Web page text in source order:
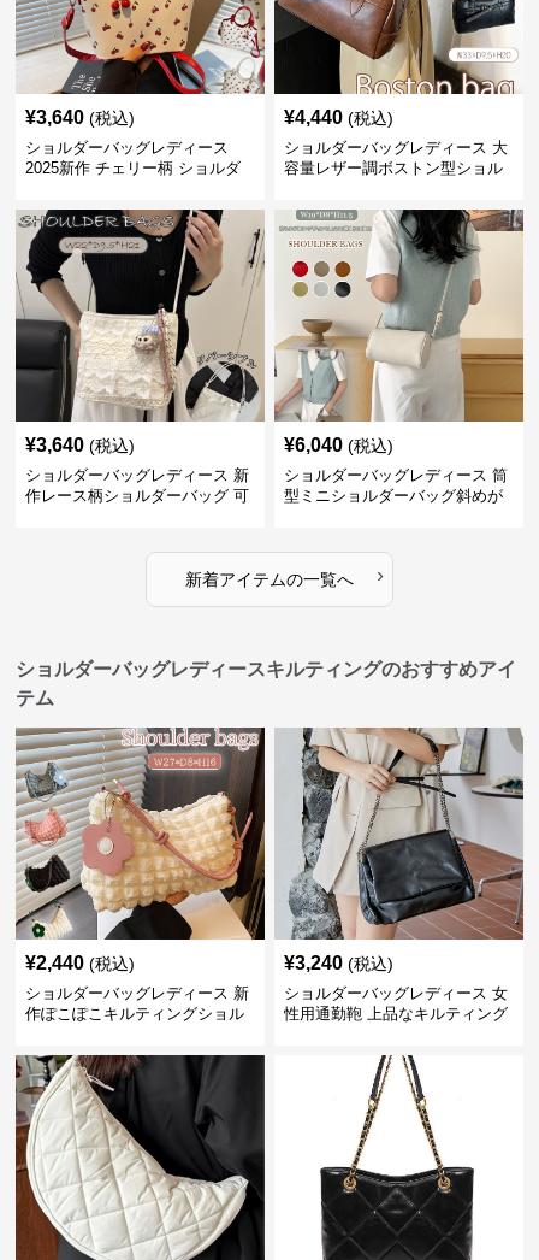
¥3,640 (税込)
ショルダーバッグレディース
2025新作 チェリー柄 ショルダ
3way
¥4,440 (税込)
ショルダーバッグレディース 大
容量レザー調ボストン型ショル
¥3,640 (税込)
ショルダーバッグレディース 新
作レース柄ショルダーバッグ 可
¥6,040 (税込)
ショルダーバッグレディース 筒
型ミニショルダーバッグ斜めが
新着アイテムの一覧へ ›
ショルダーバッグレディースキルティングのおすすめアイ
テム
¥2,440 (税込)
ショルダーバッグレディース 新
作ぽこぽこキルティングショル
¥3,240 (税込)
ショルダーバッグレディース 女
性用通勤鞄 上品なキルティング